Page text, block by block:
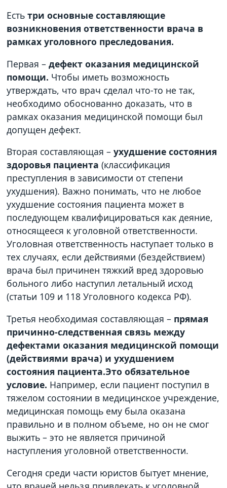
Естьтри основные составляющие
возникновения ответственности врача в
рамках уголовного преследования.
Первая –дефект оказания медицинской
помощи. Чтобы иметь возможность
утверждать, что врач сделал что-то не так,
необходимо обоснованно доказать, что в
рамках оказания медицинской помощи был
допущен дефект.
Вторая составляющая –ухудшение состояния
здоровья пациента (классификация
преступления в зависимости от степени
ухудшения). Важно понимать, что не любое
ухудшение состояния пациента может в
последующем квалифицироваться как деяние,
относящееся к уголовной ответственности.
Уголовная ответственность наступает только в
тех случаях, если действиями (бездействием)
врача был причинен тяжкий вред здоровью
больного либо наступил летальный исход
(статьи 109 и 118 Уголовного кодекса РФ).
Третья необходимая составляющая – прямая
причинно-следственная связь между
дефектами оказания медицинской помощи
(действиями врача) и ухудшением
состояния пациента.Это обязательное
условие. Например, если пациент поступил в
тяжелом состоянии в медицинское учреждение,
медицинская помощь ему была оказана
правильно и в полном объеме, но он не смог
выжить – это не является причиной
наступления уголовной ответственности.
Сегодня среди части юристов бытует мнение,